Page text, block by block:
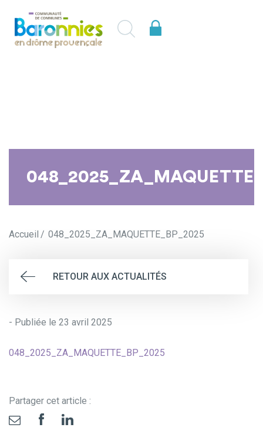
Accueil 048_2025_ZA_MAQUETTE_BP_2025
RETOUR AUX ACTUALITÉS
- Publiée le 23 avril 2025
048_2025_ZA_MAQUETTE_BP_2025
Partager cet article :